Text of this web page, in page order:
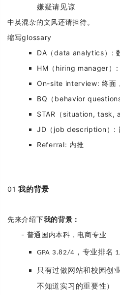
嫌疑请见谅
中英混杂的文风还请担待。
缩写glossary
DA（data analytics）:
HM（hiring manager）:
On-site interview: 终面
BQ（behavior
STAR（situation, task,
JD（job description）:
Referral: 内推
01我的背景
先来介绍下我的背景：
- 普通国内本科，电商专业
GPA 3.82/4 ，专业排名
只有过做网站和校园创
不知道实习的重要性）